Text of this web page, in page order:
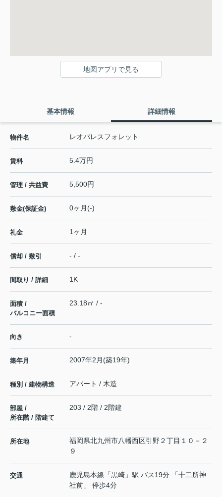
地図アプリで見る
基本情報 詳細情報
物件名 レオパレスフォレット
賃料 5.4万円
管理 / 共益費 5,500円
敷金(保証金) 0ヶ月(-)
礼金 1ヶ月
償却 / 敷引 - / -
間取り / 詳細 1K
面積 /
バルコニー面積
23.18㎡ / -
向き -
築年月 2007年2月(築19年)
種別 / 建物構造 アパート / 木造
部屋 /
所在階 / 階建て
203 / 2階 / 2階建
所在地 福岡県北九州市八幡西区引野２丁目１０－２
９
交通 鹿児島本線 「黒崎 」駅 バス19分 「十二所神
社前」 停歩4分